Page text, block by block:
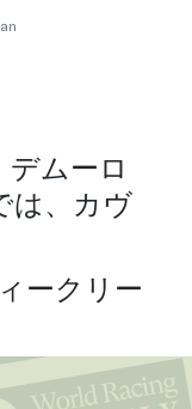
ムーロ
は、カヴ
ークリー